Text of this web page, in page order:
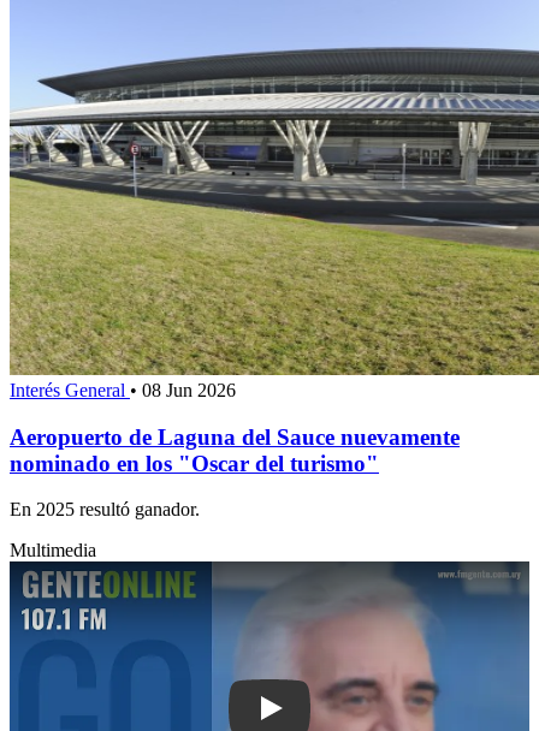
Interés General • 08 Jun 2026
Aeropuerto de Laguna del Sauce nuevamente
nominado en los "Oscar del turismo"
En 2025 resultó ganador.
Multimedia
Play: Camiones de